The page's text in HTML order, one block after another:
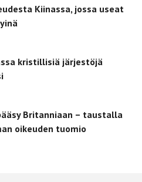
Kiinassa, jossa useat
kristillisiä järjestöjä
Britanniaan – taustalla
oikeuden tuomio